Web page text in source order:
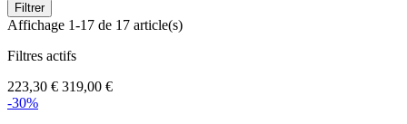
Filtrer
Affichage 1-17 de 17 article(s)
Filtres actifs
223,30 € 319,00 €
-30%